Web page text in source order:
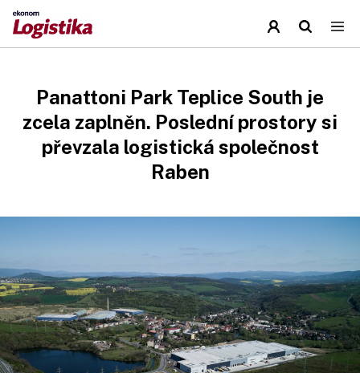
Panattoni Park Teplice South je
zcela zaplněn. Poslední prostory si
převzala logistická společnost
Raben